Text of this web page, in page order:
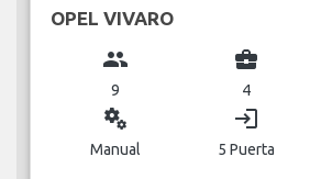
OPEL VIVARO
group
9
business_center
4
miscellaneous_services
Manual
login
5 Puerta